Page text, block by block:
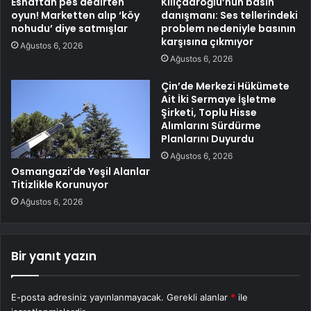
oyun! Marketten alıp ‘köy
nohudu’ diye satmışlar
Ağustos 6, 2026
danışmanı: Ses tellerindeki
problem nedeniyle basının
karşısına çıkmıyor
Ağustos 6, 2026
Osmangazi’de Yeşil Alanlar
Titizlikle Korunuyor
Ağustos 6, 2026
Çin’de Merkezi Hükümete
Ait İki Sermaye İşletme
Şirketi, Toplu Hisse
Alımlarını Sürdürme
Planlarını Duyurdu
Ağustos 6, 2026
Bir yanıt yazın
E-posta adresiniz yayınlanmayacak. Gerekli alanlar * ile